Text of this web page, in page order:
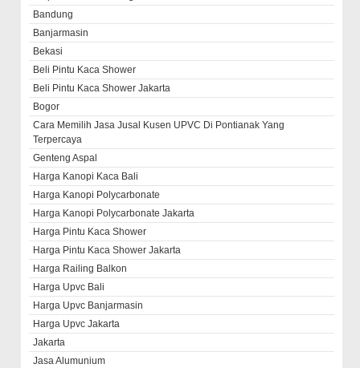
Bandung
Banjarmasin
Bekasi
Beli Pintu Kaca Shower
Beli Pintu Kaca Shower Jakarta
Bogor
Cara Memilih Jasa Jusal Kusen UPVC Di Pontianak Yang
Terpercaya
Genteng Aspal
Harga Kanopi Kaca Bali
Harga Kanopi Polycarbonate
Harga Kanopi Polycarbonate Jakarta
Harga Pintu Kaca Shower
Harga Pintu Kaca Shower Jakarta
Harga Railing Balkon
Harga Upvc Bali
Harga Upvc Banjarmasin
Harga Upvc Jakarta
Jakarta
Jasa Alumunium